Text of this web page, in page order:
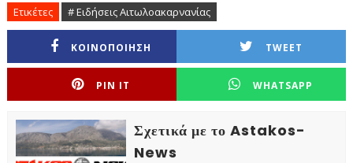
Ετικέτες # Ειδήσεις Αιτωλοακαρνανίας
ΚΟΙΝΟΠΟΙΗΣΗ TWEET
PIN IT WHATSAPP
Σχετικά με το Astakos-
News